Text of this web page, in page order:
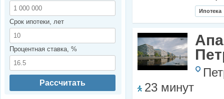
Ипотека
23 минут
Срок ипотеки, лет
Процентная ставка, %
Рассчитать